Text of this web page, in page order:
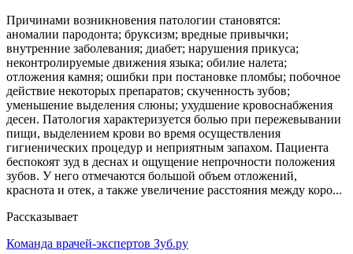
Причинами возникновения патологии становятся:
аномалии пародонта; бруксизм; вредные привычки;
внутренние заболевания; диабет; нарушения прикуса;
неконтролируемые движения языка; обилие налета;
отложения камня; ошибки при постановке пломбы; побочное
действие некоторых препаратов; скученность зубов;
уменьшение выделения слюны; ухудшение кровоснабжения
десен. Патология характеризуется болью при пережевывании
пищи, выделением крови во время осуществления
гигиенических процедур и неприятным запахом. Пациента
беспокоят зуд в деснах и ощущение непрочности положения
зубов. У него отмечаются большой объем отложений,
краснота и отек, а также увеличение расстояния между коро...
Рассказывает
Команда врачей-экспертов Зуб.ру